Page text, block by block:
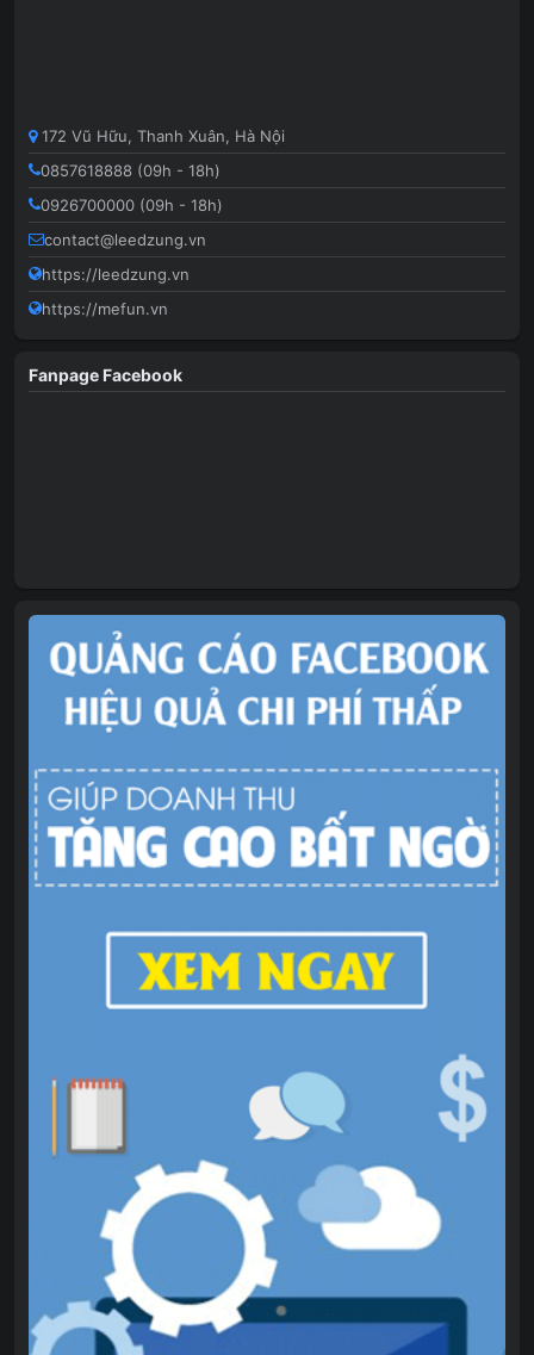
172 Vũ Hữu, Thanh Xuân, Hà Nội
0857618888 (09h - 18h)
0926700000 (09h - 18h)
contact@leedzung.vn
https://leedzung.vn
https://mefun.vn
Fanpage Facebook